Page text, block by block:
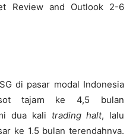
Review and Outlook 2-6
di pasar modal Indonesia
tajam ke 4,5 bulan
dua kali trading halt, lalu
ke 1,5 bulan terendahnya.